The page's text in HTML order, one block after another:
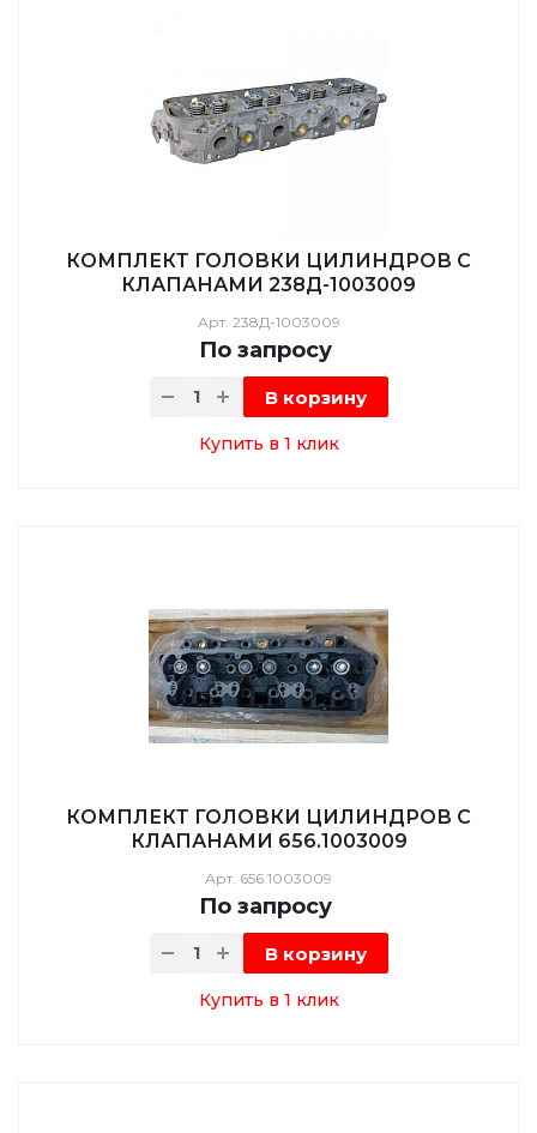
КОМПЛЕКТ ГОЛОВКИ ЦИЛИНДРОВ С
КЛАПАНАМИ 238Д-1003009
Арт. 238Д-1003009
По запросу
В корзину
Купить в 1 клик
КОМПЛЕКТ ГОЛОВКИ ЦИЛИНДРОВ С
КЛАПАНАМИ 656.1003009
Арт. 656.1003009
По запросу
В корзину
Купить в 1 клик